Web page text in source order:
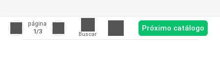
página
1/3 Buscar
Próximo catálogo